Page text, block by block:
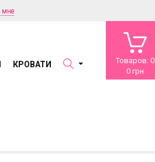
мне
КРОВАТИ
Товаров: 0
0 грн